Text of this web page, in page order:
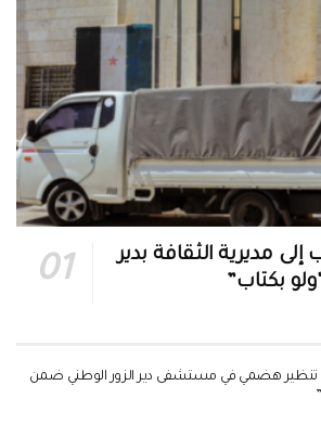
كتاب إلى مديرية الثقافة بدير
بكتاب”
تنظير هضمي في مستشفى دير الزور الوطني ضمن